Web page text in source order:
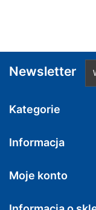
Newsletter
Kategorie
Informacja
Moje konto